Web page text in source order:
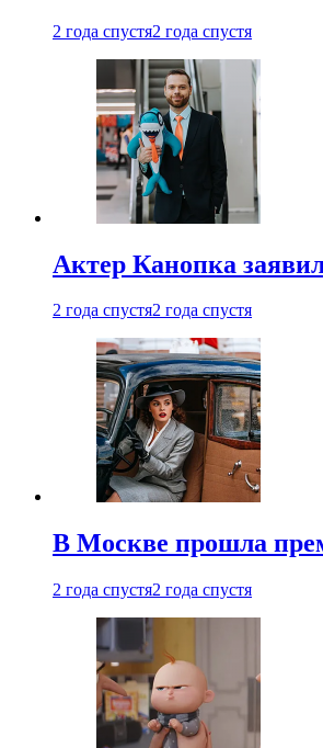
2 года спустя2 года спустя
Актер Канопка
2 года спустя2 года спустя
В Москве прошла
2 года спустя2 года спустя